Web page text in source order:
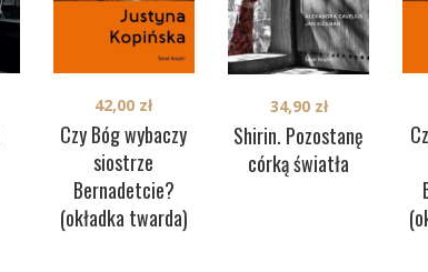
Czy Bóg wybaczy
siostrze
Bernadetcie?
(okładka twarda)
42,00 zł
Shirin. Pozostanę
córką światła
34,90 zł